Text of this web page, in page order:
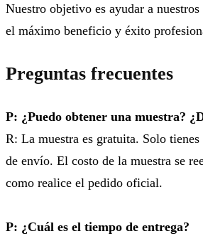
Nuestro objetivo es ayudar a
el máximo beneficio y éxito
Preguntas frecuentes
P: ¿Puedo obtener una muestra?
R: La muestra es gratuita. Solo
de envío. El costo de la muestra se
como realice el pedido oficial.
P: ¿Cuál es el tiempo de entrega?